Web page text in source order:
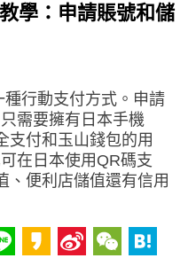
學：申請賬號和儲
行動支付方式。申請
需要擁有日本手機
支付和玉山錢包的用
在日本使用QR碼支
、便利店儲值還有信用